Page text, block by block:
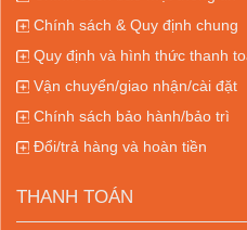
Chính sách & Quy định chung
Quy định và hình thức thanh
Vận chuyển/giao nhận/cài đặt
Chính sách bảo hành/bảo trì
Đổi/trả hàng và hoàn tiền
THANH TOÁN